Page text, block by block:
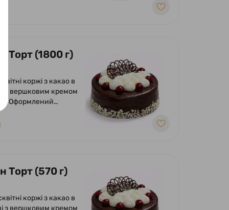
Торт (1800 г)
коржі з какао в
з вершковим кремом
Оформлений
глазур'ю, кремом з
вишнею.
Торт (570 г)
коржі з какао в
з вершковим кремом